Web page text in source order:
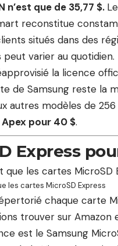
n’est que de 35,77 $.
reconstitue
situés dans des
varier au quotidien.
la licence
de Samsung reste la
autres modèles de 256
pour 40 $.
Express
les cartes MicroSD Express
chaque carte
trouver sur Amazon
est le Samsung